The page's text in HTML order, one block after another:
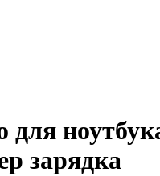
для
зарядка